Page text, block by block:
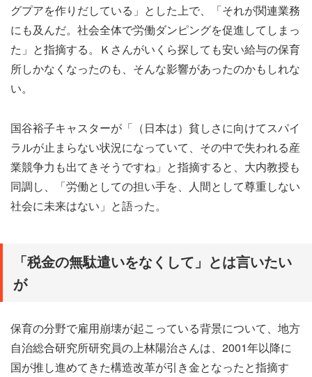
グプアを作りだしている」とした上で、「それが関連業務
にも及んだ。社会全体で労働ダンピングを促進してしまっ
た」と指摘する。Ｋさんがいくら探しても安い給与の保育
所しかなくなったのも、そんな影響があったのかもしれな
い。
国谷裕子キャスターが「（日本は）貧しさに向けてスパイ
ラルが止まらない状況になっていて、その中で失われる産
業競争力も出てきそうですね」と指摘すると、大内教授も
同調し、「労働としての担い手を、人間として尊重しない
社会に未来はない」と語った。
「税金の無駄遣いをなくして」とは言いたい
が
保育の分野で雇用崩壊が起こっている背景について、地方
自治総合研究所研究員の上林陽治さんは、2001年以降に
国が推し進めてきた構造改革が引き金となったと指摘す